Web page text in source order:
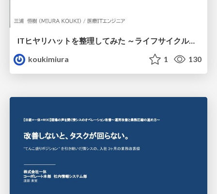
ITヒヤリハットを整理してみた ～ライフサイクルと原因から考える再発防止策～
koukimiura
1 130